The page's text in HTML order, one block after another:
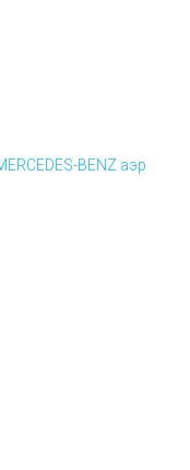
BENZ аэр